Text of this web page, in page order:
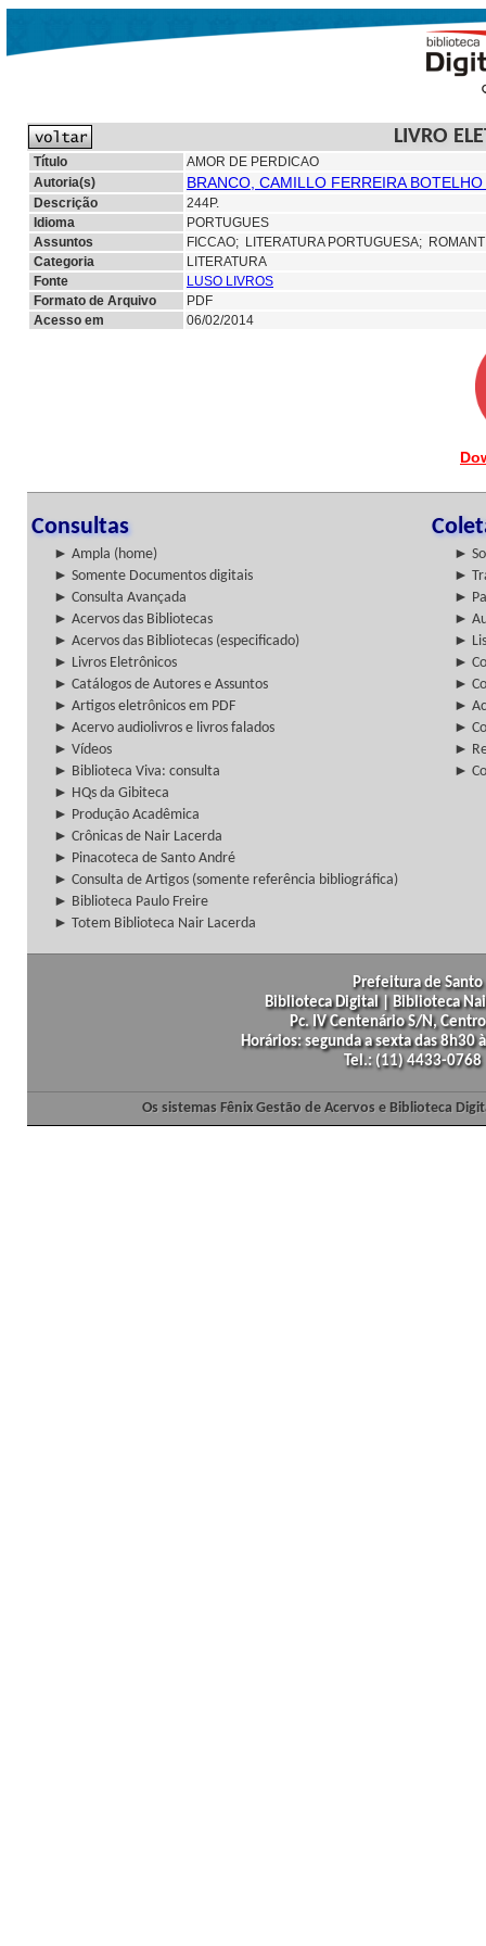
LIVRO
Título
AMOR DE PERDICAO
Autoria(s)
BRANCO, CAMILLO FERREIRA
Descrição
244P.
Idioma
PORTUGUES
Assuntos
FICCAO; LITERATURA PORTUGUESA;
Categoria
LITERATURA
Fonte
LUSO LIVROS
Formato de Arquivo
PDF
Acesso em
06/02/2014
Consultas
► Ampla (home)
►
► Somente Documentos digitais
►
► Consulta Avançada
►
► Acervos das Bibliotecas
►
► Acervos das Bibliotecas (especificado)
►
► Livros Eletrônicos
►
► Catálogos de Autores e Assuntos
►
► Artigos eletrônicos em PDF
►
► Acervo audiolivros e livros falados
►
► Vídeos
►
► Biblioteca Viva: consulta
►
► HQs da Gibiteca
► Produção Acadêmica
► Crônicas de Nair Lacerda
► Pinacoteca de Santo André
► Consulta de Artigos (somente referência bibliográfica)
► Biblioteca Paulo Freire
► Totem Biblioteca Nair Lacerda
Prefeitura de
Biblioteca Digital | Biblioteca
Pc. IV Centenário S/N,
Horários: segunda a sexta das
Tel.: (11) 4433-
Os sistemas Fênix Gestão de Acervos e Biblioteca